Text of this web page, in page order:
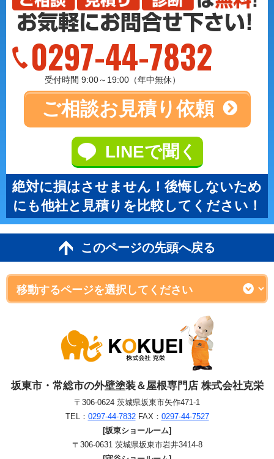
0297-44-7832
受付時間 9:00～19:00（年中無休）
ご相談お見積り依頼
LINEで聞く
絶対に損はさせません！後悔しないため
にも他社と見積りを比較してください！
このページの先頭へ戻る
坂東市・常総市の外壁塗装＆屋根専門店 株式会社克栄
〒306-0624 茨城県坂東市矢作471-1
TEL： 0297-44-7832FAX： 0297-44-7527
[坂東ショールーム]
〒306-0631 茨城県坂東市岩井3414-8